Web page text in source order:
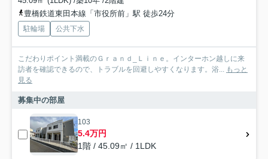
豊橋鉄道東田本線「市役所前」駅 徒歩24分
駐輪場 公共下水
こだわりポイント満載のＧｒａｎｄ_Ｌｉｎｅ。インターホン越しに来
訪者を確認できるので、トラブルを回避しやすくなります。浴... もっと
見る
募集中の部屋
103
5.4万円
1階 / 45.09㎡ / 1LDK